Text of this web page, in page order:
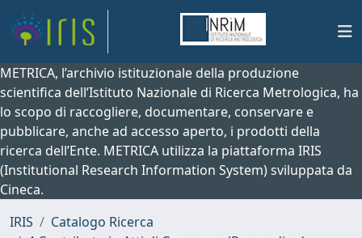
METRICA, l’archivio istituzionale della produzione
scientifica dell’Istituto Nazionale di Ricerca Metrologica, ha
lo scopo di raccogliere, documentare, conservare e
pubblicare, anche ad accesso aperto, i prodotti della
ricerca dell’Ente. METRICA utilizza la piattaforma IRIS
(Institutional Research Information System) sviluppata da
Cineca.
IRIS
Catalogo Ricerca